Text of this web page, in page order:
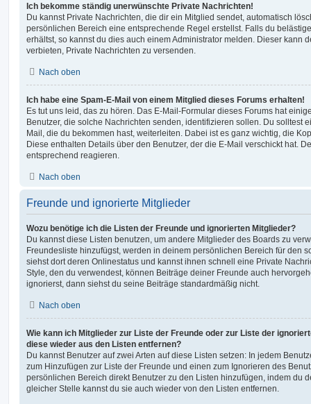
Ich bekomme ständig unerwünschte Private Nachrichten!
Du kannst Private Nachrichten, die dir ein Mitglied sendet, automatisch
persönlichen Bereich eine entsprechende Regel erstellst. Falls du
erhältst, so kannst du dies auch einem Administrator melden. Dieser kann
verbieten, Private Nachrichten zu versenden.
Nach oben
Ich habe eine Spam-E-Mail von einem Mitglied dieses Forums erhalten!
Es tut uns leid, das zu hören. Das E-Mail-Formular dieses Forums hat
Benutzer, die solche Nachrichten senden, identifizieren sollen. Du solltest
Mail, die du bekommen hast, weiterleiten. Dabei ist es ganz wichtig, die
Diese enthalten Details über den Benutzer, der die E-Mail verschickt hat.
entsprechend reagieren.
Nach oben
Freunde und ignorierte Mitglieder
Wozu benötige ich die Listen der Freunde und ignorierten Mitglieder?
Du kannst diese Listen benutzen, um andere Mitglieder des Boards zu
Freundesliste hinzufügst, werden in deinem persönlichen Bereich für den
siehst dort deren Onlinestatus und kannst ihnen schnell eine Private
Style, den du verwendest, können Beiträge deiner Freunde auch
ignorierst, dann siehst du seine Beiträge standardmäßig nicht.
Nach oben
Wie kann ich Mitglieder zur Liste der Freunde oder zur Liste der
diese wieder aus den Listen entfernen?
Du kannst Benutzer auf zwei Arten auf diese Listen setzen: In jedem
zum Hinzufügen zur Liste der Freunde und einen zum Ignorieren des
persönlichen Bereich direkt Benutzer zu den Listen hinzufügen, indem du
gleicher Stelle kannst du sie auch wieder von den Listen entfernen.